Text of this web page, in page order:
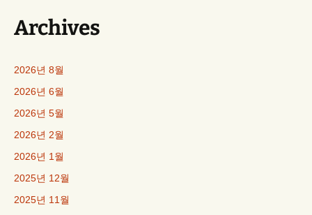
Archives
2026년 8월
2026년 6월
2026년 5월
2026년 2월
2026년 1월
2025년 12월
2025년 11월